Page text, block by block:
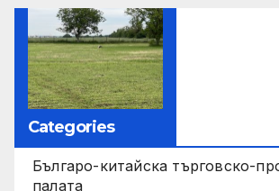
Categories
Българо-китайска търговско-
палата